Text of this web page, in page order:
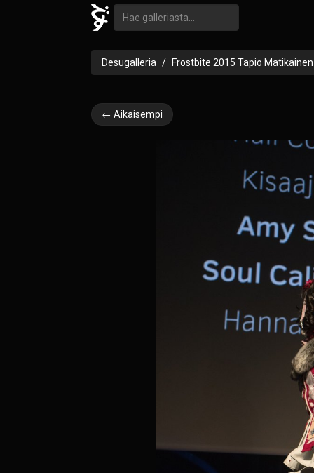
Desugalleria Frostbite 2015 Tapio Matikainen
← Aikaisempi